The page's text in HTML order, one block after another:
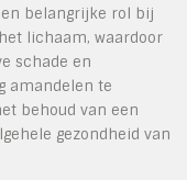
belangrijke rol bij
lichaam, waardoor
schade en
amandelen te
behoud van een
gezondheid van